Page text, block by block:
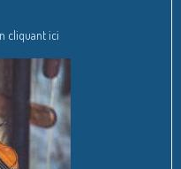
cliquant ici